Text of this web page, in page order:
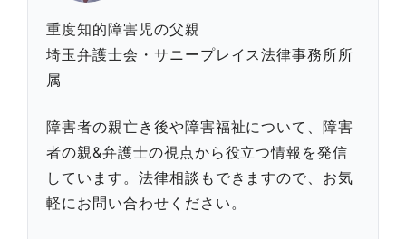
重度知的障害児の父親
埼玉弁護士会・サニープレイス法律事務所所
属
障害者の親亡き後や障害福祉について、障害
者の親&弁護士の視点から役立つ情報を発信
しています。法律相談もできますので、お気
軽にお問い合わせください。